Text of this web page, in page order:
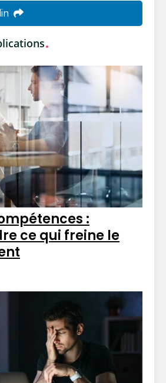
:
ce qui freine le